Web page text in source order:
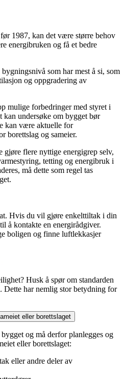
1987, kan det være større behov
energibruken og få et bedre
som har mest å si, som
og oppgradering av
mulige forbedringer med styret i
kan undersøke om bygget bør
kan være aktuelle for
borettslag og sameier.
flere nyttige energigrep selv,
tetting og energibruk i
må dette som regel tas
Hvis du vil gjøre enkelttiltak i din
å kontakte en energirådgiver.
boligen og finne luftlekkasjer
Husk å spør om standarden
Dette har nemlig stor betydning for
eller borettslaget
og må derfor planlegges og
eller borettslaget:
eller andre deler av